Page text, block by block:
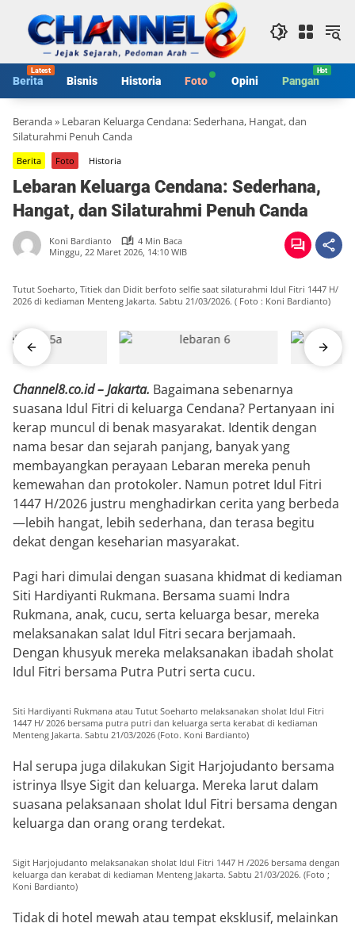
konten
Berita Bisnis Historia Foto Opini Pangan
Beranda» Lebaran Keluarga Cendana: Sederhana, Hangat, dan
Silaturahmi Penuh Canda
Berita Foto Historia
Lebaran Keluarga Cendana: Sederhana,
Hangat, dan Silaturahmi Penuh Canda
Koni Bardianto
4 Min Baca
Minggu, 22 Maret 2026, 14:10 WIB
Tutut Soeharto, Titiek dan Didit berfoto selfie saat silaturahmi Idul Fitri 1447 H/
2026 di kediaman Menteng Jakarta. Sabtu 21/03/2026. ( Foto : Koni Bardianto)
Channel8.co.id – Jakarta. Bagaimana sebenarnya
suasana Idul Fitri di keluarga Cendana? Pertanyaan ini
kerap muncul di benak masyarakat. Identik dengan
nama besar dan sejarah panjang, banyak yang
membayangkan perayaan Lebaran mereka penuh
kemewahan dan protokoler. Namun potret Idul Fitri
1447 H/2026 justru menghadirkan cerita yang berbeda
—lebih hangat, lebih sederhana, dan terasa begitu
dekat dengan keseharian masyarakat.
Pagi hari dimulai dengan suasana khidmat di kediaman
Siti Hardiyanti Rukmana. Bersama suami Indra
Rukmana, anak, cucu, serta keluarga besar, mereka
melaksanakan salat Idul Fitri secara berjamaah.
Dengan khusyuk mereka melaksanakan ibadah sholat
Idul Fitri bersama Putra Putri serta cucu.
Siti Hardiyanti Rukmana atau Tutut Soeharto melaksanakan sholat Idul Fitri
1447 H/ 2026 bersama putra putri dan keluarga serta kerabat di kediaman
Menteng Jakarta. Sabtu 21/03/2026 (Foto. Koni Bardianto)
Hal serupa juga dilakukan Sigit Harjojudanto bersama
istrinya Ilsye Sigit dan keluarga. Mereka larut dalam
suasana pelaksanaan sholat Idul Fitri bersama dengan
keluarga dan orang orang terdekat.
Sigit Harjojudanto melaksanakan sholat Idul Fitri 1447 H /2026 bersama dengan
keluarga dan kerabat di kediaman Menteng Jakarta. Sabtu 21/03/2026. (Foto ;
Koni Bardianto)
Tidak di hotel mewah atau tempat eksklusif, melainkan